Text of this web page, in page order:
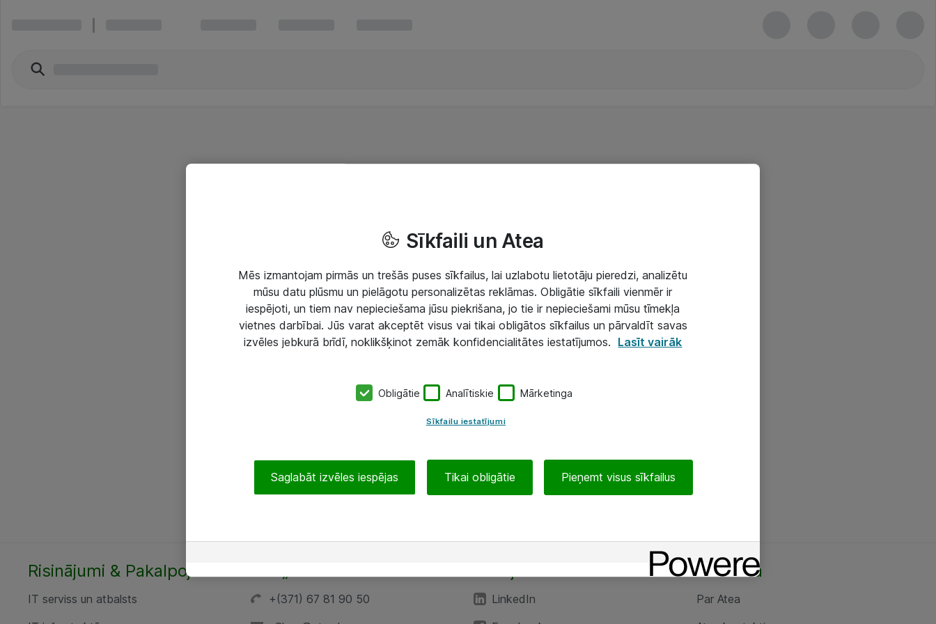
Risinājumi & Pakalpojumi
IT serviss un atbalsts
+(371) 67 81 90 50
LinkedIn
Par Atea
Par Atea
Sīkfaili un Atea
Mēs izmantojam pirmās un trešās puses sīkfailus, lai uzlabotu lietotāju pieredzi, analizētu
mūsu datu plūsmu un pielāgotu personalizētas reklāmas. Obligātie sīkfaili vienmēr ir
iespējoti, un tiem nav nepieciešama jūsu piekrišana, jo tie ir nepieciešami mūsu tīmekļa
vietnes darbībai. Jūs varat akceptēt visus vai tikai obligātos sīkfailus un pārvaldīt savas
izvēles jebkurā brīdī, noklikšķinot zemāk konfidencialitātes iestatījumos. Lasīt vairāk
Obligātie Analītiskie Mārketinga
Sīkfailu iestatījumi
Saglabāt izvēles iespējas Tikai obligātie Pieņemt visus sīkfailus